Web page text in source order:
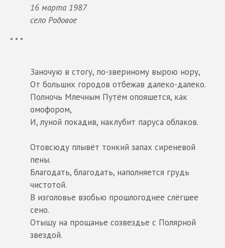
16 марта 1987
село Родовое
* * *
Заночую в стогу, по-звериному вырою нору,
От больших городов отбежав далеко-далеко.
Полночь Млечным Путём опояшется, как
омофором,
И, луной покадив, наклубит паруса облаков.
Отовсюду плывёт тонкий запах сиреневой
пены.
Благодать, благодать, наполняется грудь
чистотой.
В изголовье взобью прошлогоднее слёгшее
сено.
Отыщу на прощанье созвездье с Полярной
звездой.